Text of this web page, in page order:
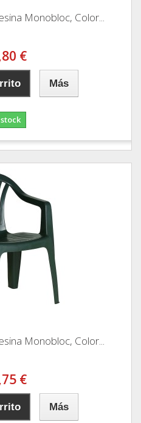
Monobloc, Color...
€
Más
stock
Monobloc, Color...
€
Más